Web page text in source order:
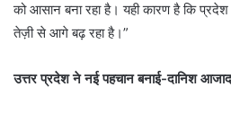
को आसान बना रहा है। यही कारण है कि
तेज़ी से आगे बढ़ रहा है।”
उत्तर प्रदेश ने नई पहचान बनाई-दानिश